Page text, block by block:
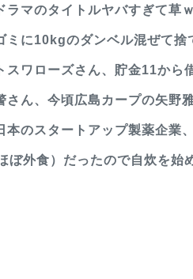
ラマのタイトルヤバすぎて草
ミに10kgのダンベル混ぜて
スワローズさん、貯金11から
さん、今頃広島カープの矢野
本のスタートアップ製薬企業
ぼ外食）だったので自炊を始